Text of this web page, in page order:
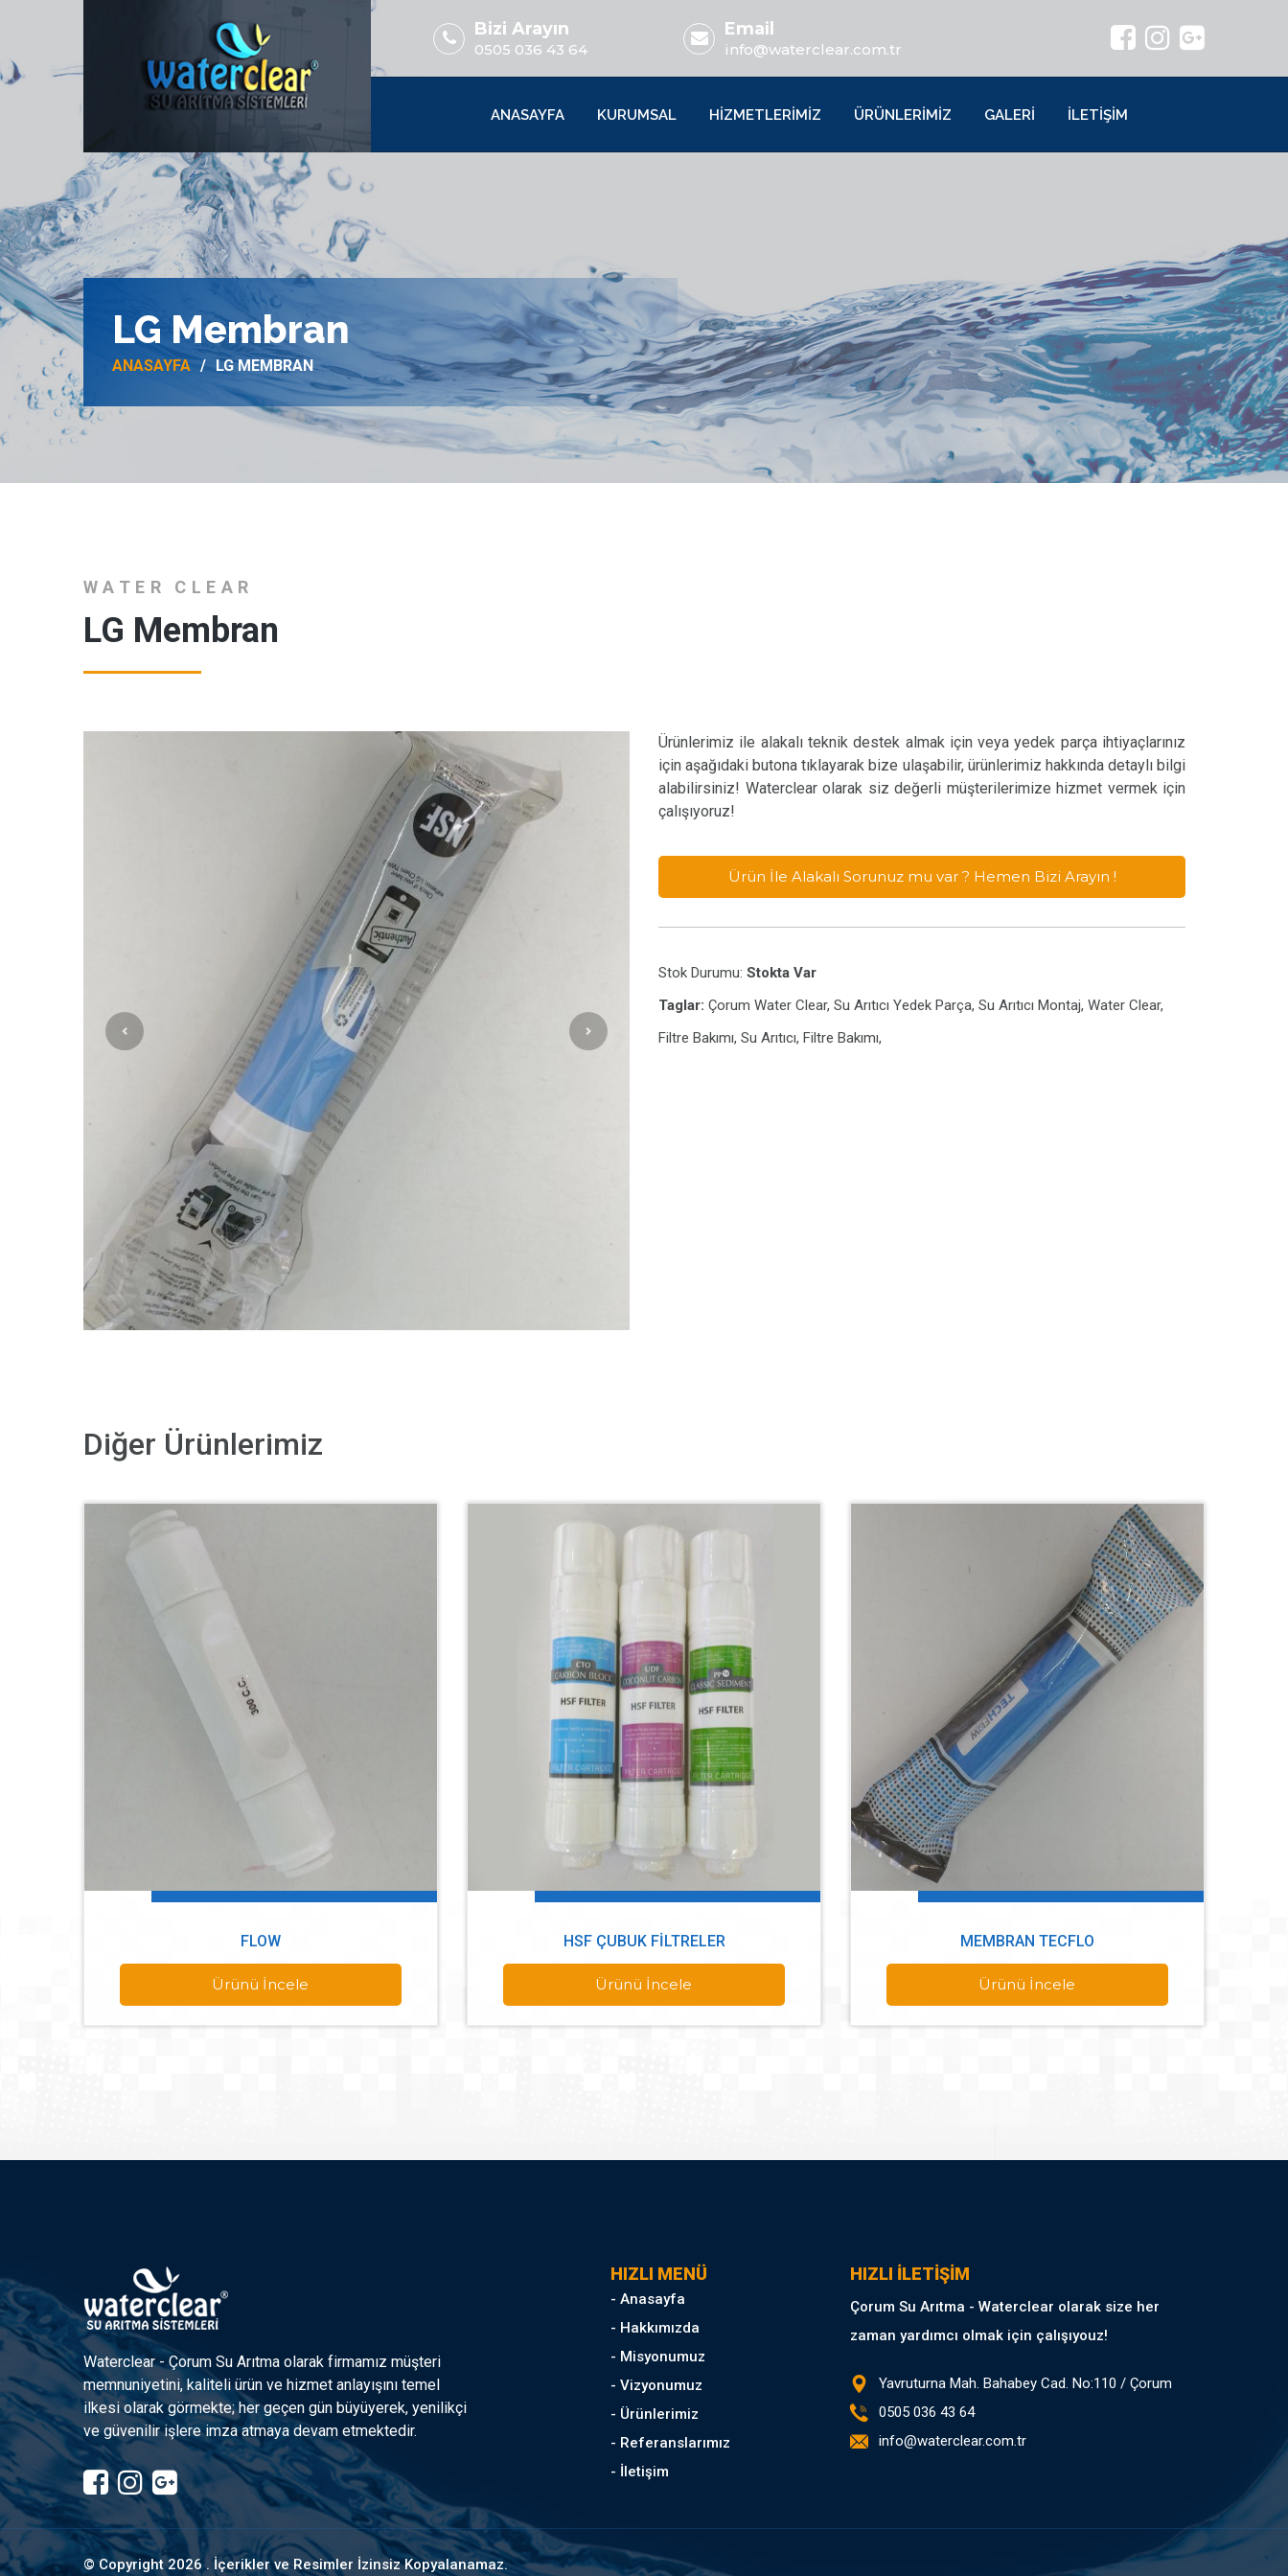
Bizi Arayın
0505 036 43 64
Email
info@waterclear.com.tr
ANASAYFA KURUMSAL HİZMETLERİMİZ ÜRÜNLERİMİZ GALERİ İLETİŞİM
LG Membran
ANASAYFA LG MEMBRAN
WATER CLEAR
LG Membran
Ürünlerimiz ile alakalı teknik destek almak için veya yedek parça ihtiyaçlarınız
için aşağıdaki butona tıklayarak bize ulaşabilir, ürünlerimiz hakkında detaylı bilgi
alabilirsiniz! Waterclear olarak siz değerli müşterilerimize hizmet vermek için
çalışıyoruz!
Ürün İle Alakalı Sorunuz mu var ? Hemen Bizi Arayın !
Stok Durumu: Stokta Var
Taglar: Çorum Water Clear, Su Arıtıcı Yedek Parça, Su Arıtıcı Montaj, Water Clear,
Filtre Bakımı, Su Arıtıcı, Filtre Bakımı,
Diğer Ürünlerimiz
FLOW
Ürünü İncele
HSF ÇUBUK FILTRELER
Ürünü İncele
MEMBRAN TECFLO
Ürünü İncele
Waterclear - Çorum Su Arıtma olarak firmamız müşteri
memnuniyetini, kaliteli ürün ve hizmet anlayışını temel
ilkesi olarak görmekte; her geçen gün büyüyerek, yenilikçi
ve güvenilir işlere imza atmaya devam etmektedir.
HIZLI MENÜ
- Anasayfa
- Hakkımızda
- Misyonumuz
- Vizyonumuz
- Ürünlerimiz
- Referanslarımız
- İletişim
HIZLI İLETİŞİM
Çorum Su Arıtma - Waterclear olarak size her
zaman yardımcı olmak için çalışıyouz!
Yavruturna Mah. Bahabey Cad. No:110 / Çorum
0505 036 43 64
info@waterclear.com.tr
© Copyright2026 . İçerikler ve Resimler İzinsiz Kopyalanamaz.